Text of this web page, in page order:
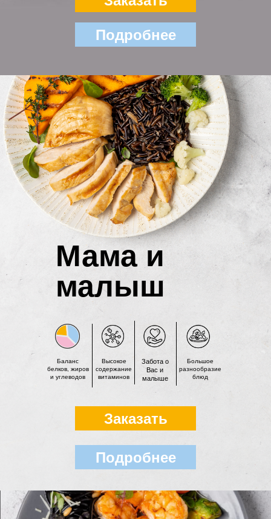
Подробнее
Мама и
малыш
Высокое
содержание
витаминов
Забота о
Вас и
малыше
Большое
разнообразие
блюд
Баланс
белков, жиров
и углеводов
Заказать
Подробнее